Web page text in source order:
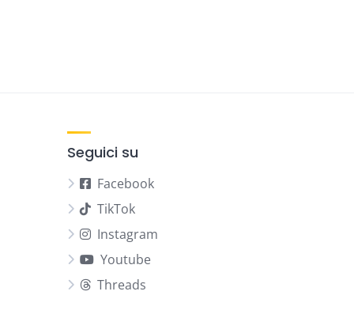
Seguici su
Facebook
TikTok
Instagram
Youtube
Threads